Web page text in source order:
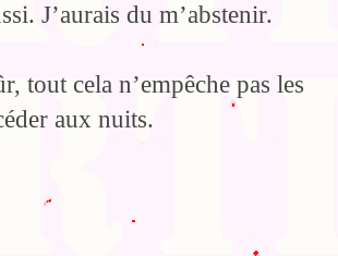
J’aurais du m’abstenir.
tout cela n’empêche pas les
aux nuits.